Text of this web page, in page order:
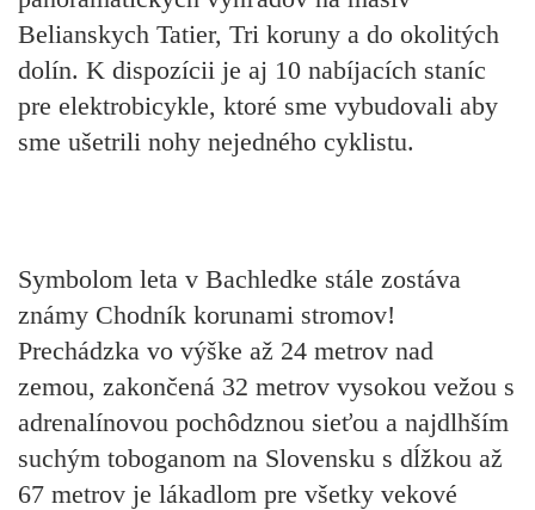
Belianskych Tatier, Tri koruny a do okolitých
dolín. K dispozícii je aj 10 nabíjacích staníc
pre elektrobicykle, ktoré sme vybudovali aby
sme ušetrili nohy nejedného cyklistu.
Symbolom leta v Bachledke stále zostáva
známy Chodník korunami stromov!
Prechádzka vo výške až 24 metrov nad
zemou, zakončená 32 metrov vysokou vežou s
adrenalínovou pochôdznou sieťou a najdlhším
suchým toboganom na Slovensku s dĺžkou až
67 metrov je lákadlom pre všetky vekové